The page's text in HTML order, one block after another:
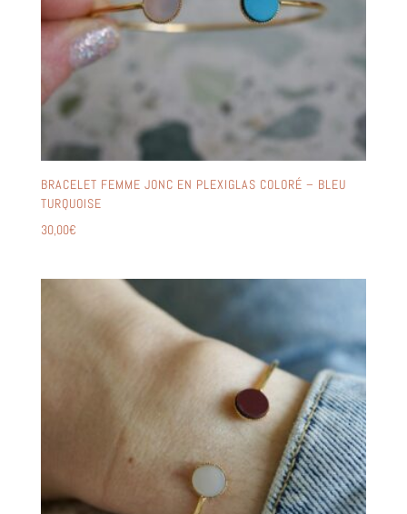
BRACELET FEMME JONC EN PLEXIGLAS COLORÉ – BLEU
TURQUOISE
30,00€